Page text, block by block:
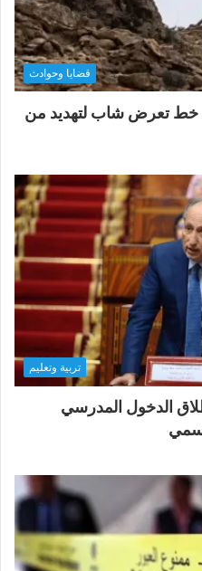
قضايا وحوادث
تعرض شاب لتهديد من
تربية وتعليم
الدخول المدرسي